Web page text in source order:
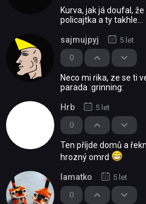
Kurva, jak já doufal,
policajtka a ty takhle...
0
sajmujpyj 5 let
Neco mi rika, ze se ti
parada :grinning:
0
Hrb 5 let
Ten příjde domů a
hrozný omrd
0
lamatko 5 let